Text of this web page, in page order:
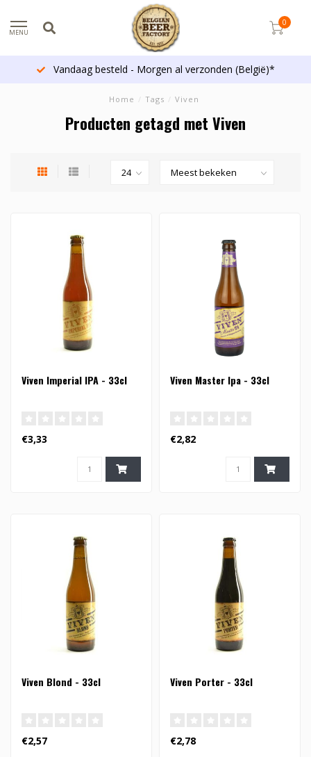
MENU
0
Vandaag besteld - Morgen al verzonden (België)*
Home / Tags / Viven
Producten getagd met Viven
Viven Imperial IPA - 33cl
€3,33
Viven Master Ipa - 33cl
€2,82
Viven Blond - 33cl
€2,57
Viven Porter - 33cl
€2,78